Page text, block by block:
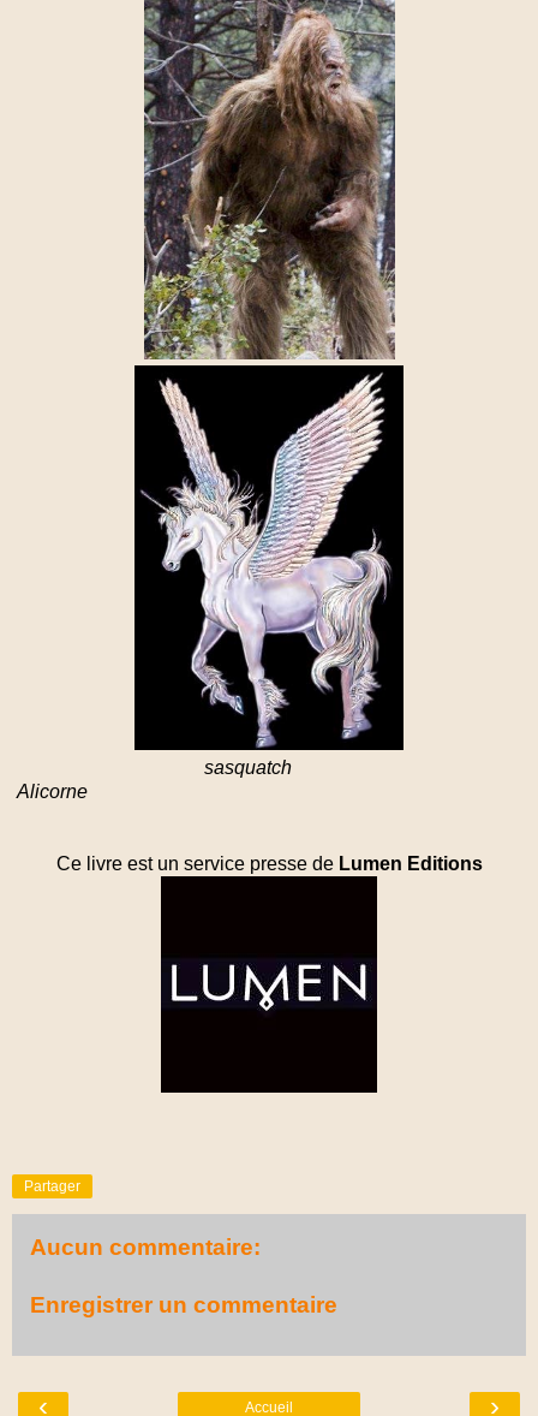
sasquatch
Alicorne
Ce livre est un service presse de Lumen Editions
Partager
Aucun commentaire:
Enregistrer un commentaire
‹ ›
Accueil